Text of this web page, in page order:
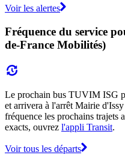
Voir les alertes
Fréquence du service
de-France Mobilités)
Le prochain bus TUVIM ISG
et arrivera à l'arrêt Mairie
fréquence les prochains trajets
exacts, ouvrez l'appli Transit.
Voir tous les départs